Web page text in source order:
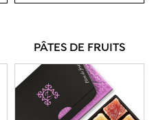
PÂTES DE FRUITS